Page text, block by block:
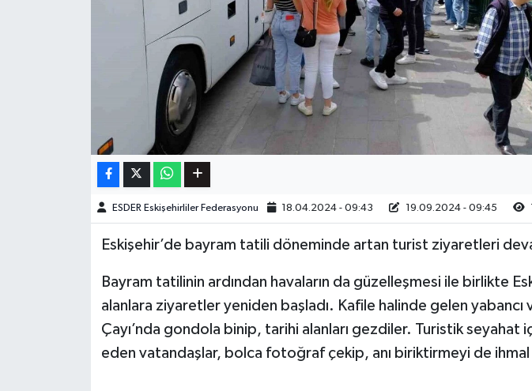
ESDER Eskişehirliler Federasyonu 18.04.2024 - 09:43 19.09.2024 - 09:45
Eskişehir’de bayram tatili döneminde artan turist ziyaretleri
Bayram tatilinin ardından havaların da güzelleşmesi ile birlikte
alanlara ziyaretler yeniden başladı. Kafile halinde gelen yabancı
Çayı’nda gondola binip, tarihi alanları gezdiler. Turistik seyahat
eden vatandaşlar, bolca fotoğraf çekip, anı biriktirmeyi de